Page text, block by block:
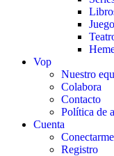
Vop
Nuestro
Colabora
Contacto
Política de
Cuenta
Conectarme
Registro